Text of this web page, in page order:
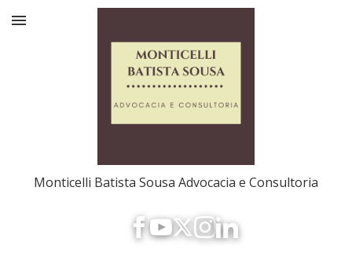
Monticelli Batista Sousa Advocacia e Consultoria